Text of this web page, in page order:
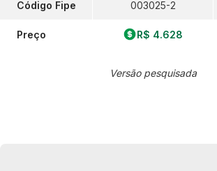
Código Fipe
Preço
003025-2
R$ 4.628
Versão pesquisada